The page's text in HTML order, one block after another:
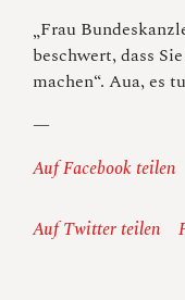
„Frau
beschwert, dass
machen“. Aua, es
—
Auf Facebook teilen
Auf Twitter teilen